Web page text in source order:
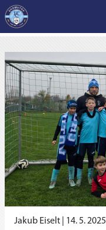
Jakub Eiselt | 14. 5. 2025